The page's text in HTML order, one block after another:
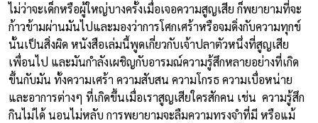
ไม่ว่าจะเด็กหรือผู้ใหญ่บางครั้งเมื่อเจอความสูญเสีย ก็พยายามที่จะ
ก้าวข้ามผ่านมันไปและมองว่าการโศกเศร้าหรือจมดิ่งกับความทุกข์
นั้นเป็นสิ่งผิด หนังสือเล่มนี้พูดเกี่ยวกับเจ้าปลาตัวหนึ่งที่สูญเสีย
เพื่อนไป และมันกำลังเผชิญกับอารมณ์ความรู้สึกหลายอย่างที่เกิด
ขึ้นกับมัน ทั้งความเศร้า ความสับสน ความโกรธ ความเบื่อหน่าย
และอาการต่างๆ ที่เกิดขึ้นเมื่อเราสูญเสียใครสักคน เช่น ความรู้สึก
กินไม่ได้ นอนไม่หลับ การพยายามจะลืมความทรงจำที่มี หรือแม้